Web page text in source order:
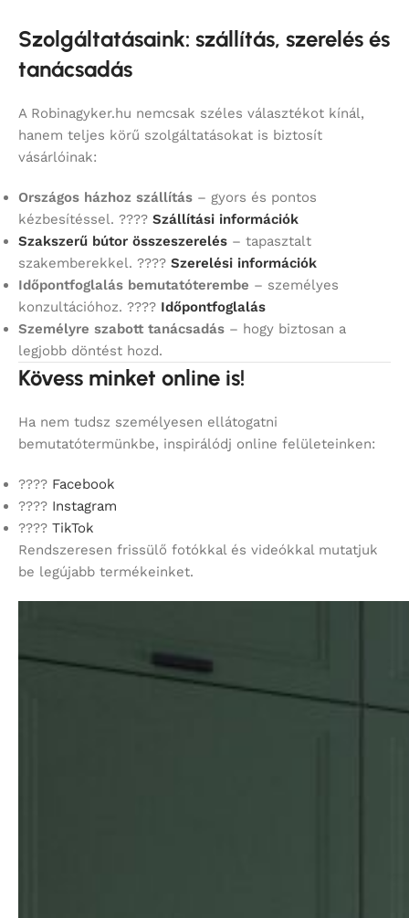
Szolgáltatásaink: szállítás, szerelés és
tanácsadás
A Robinagyker.hu nemcsak széles választékot kínál,
hanem teljes körű szolgáltatásokat is biztosít
vásárlóinak:
Országos házhoz szállítás – gyors és pontos
kézbesítéssel. ???? Szállítási információk
Szakszerű bútor összeszerelés – tapasztalt
szakemberekkel. ???? Szerelési információk
Időpontfoglalás bemutatóterembe – személyes
konzultációhoz. ???? Időpontfoglalás
Személyre szabott tanácsadás – hogy biztosan a
legjobb döntést hozd.
Kövess minket online is!
Ha nem tudsz személyesen ellátogatni
bemutatótermünkbe, inspirálódj online felületeinken:
???? Facebook
???? Instagram
???? TikTok
Rendszeresen frissülő fotókkal és videókkal mutatjuk
be legújabb termékeinket.